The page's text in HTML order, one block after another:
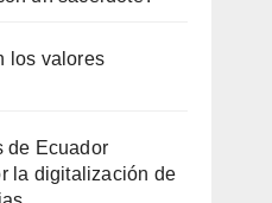
los valores
de Ecuador
la digitalización de